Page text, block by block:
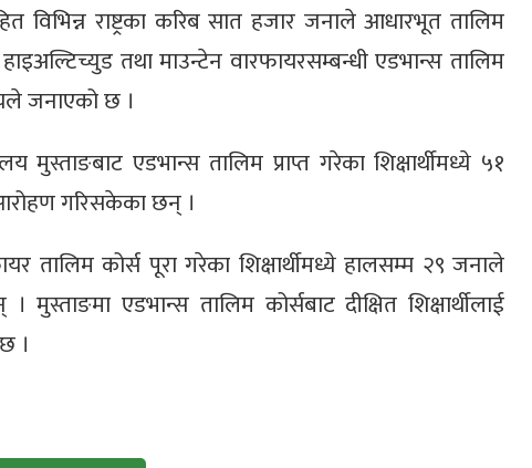
विभिन्न राष्ट्रका करिब सात हजार जनाले आधारभूत तालिम
तथा माउन्टेन वारफायरसम्बन्धी एडभान्स तालिम
जनाएको छ ।
एडभान्स तालिम प्राप्त गरेका शिक्षार्थीमध्ये ५१
गरिसकेका छन् ।
तालिम कोर्स पूरा गरेका शिक्षार्थीमध्ये हालसम्म २९ जनाले
एडभान्स तालिम कोर्सबाट दीक्षित शिक्षार्थीलाई
।